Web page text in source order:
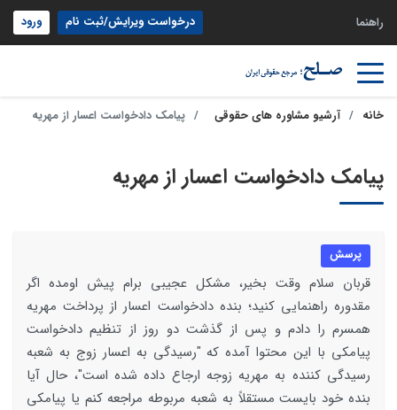
راهنما درخواست ویرایش/ثبت نام ورود
خانه آرشیو مشاوره های حقوقی پیامک دادخواست اعسار از مهریه
پیامک دادخواست اعسار از مهریه
پرسش
قربان سلام وقت بخیر، مشکل عجیبی برام پیش اومده اگر
مقدوره راهنمایی کنید؛ بنده دادخواست اعسار از پرداخت مهریه
همسرم را دادم و پس از گذشت دو روز از تنظیم دادخواست
پیامکی با این محتوا آمده که "رسیدگی به اعسار زوج به شعبه
رسیدگی کننده به مهریه زوجه ارجاع داده شده است"، حال آیا
بنده خود بایست مستقلاً به شعبه مربوطه مراجعه کنم یا پیامکی